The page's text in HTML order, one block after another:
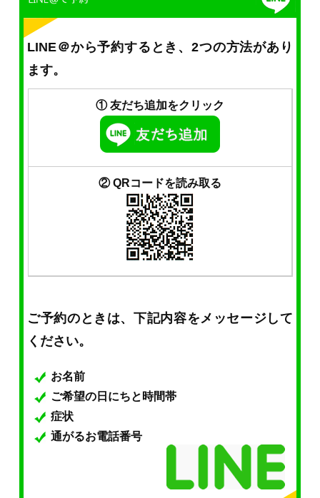
LINE＠から予約するとき、2つの方法があり
ます。
① 友だち追加をクリック
② QRコードを読み取る
ご予約のときは、下記内容をメッセージして
ください。
お名前
ご希望の日にちと時間帯
症状
通がるお電話番号